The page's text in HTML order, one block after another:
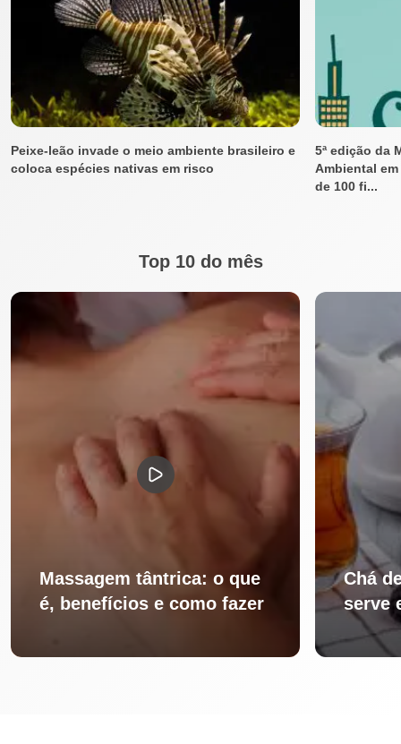
Peixe-leão invade o meio ambiente brasileiro e
coloca espécies nativas em risco
5ª edição da
Ambiental
de 100 fi...
Top 10 do mês
Massagem tântrica: o que
é, benefícios e como fazer
Chá
serve